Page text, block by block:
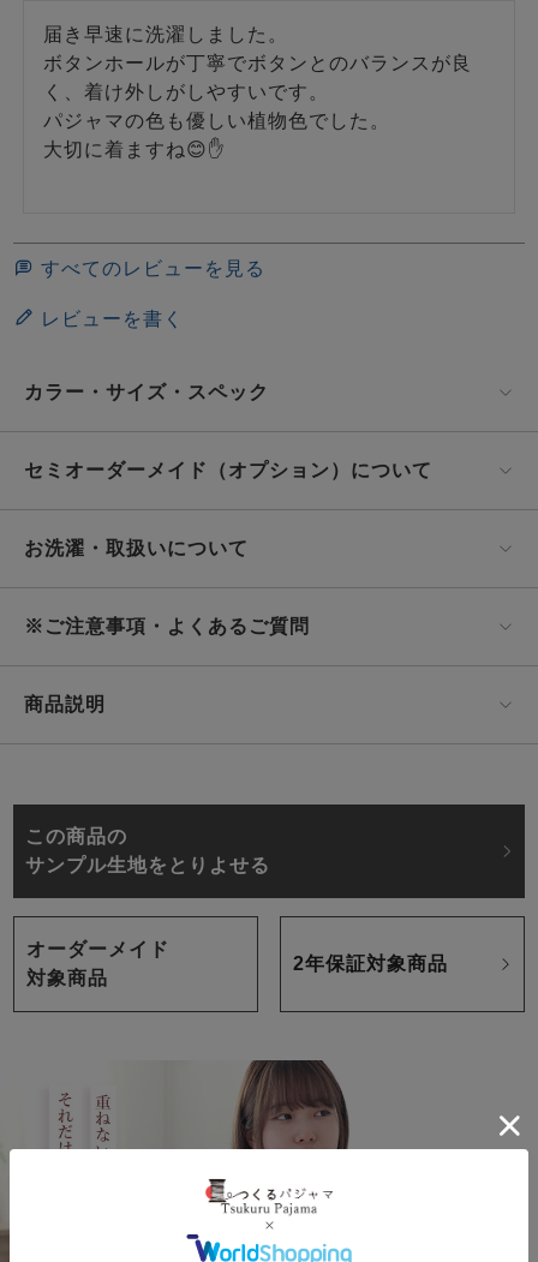
届き早速に洗濯しました。
ボタンホールが丁寧でボタンとのバランスが良
く、着け外しがしやすいです。
パジャマの色も優しい植物色でした。
大切に着ますね😊✋
すべてのレビューを見る
レビューを書く
カラー・サイズ・スペック
セミオーダーメイド（オプション）について
お洗濯・取扱いについて
※ご注意事項・よくあるご質問
商品説明
この商品の
サンプル生地をとりよせる
オーダーメイド
対象商品
2年保証対象商品